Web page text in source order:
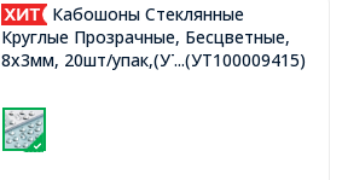
Кабошоны Стеклянные
Круглые Прозрачные, Бесцветные,
8х3мм, 20шт/упак,(УТ100009415)
...(УТ100009415)